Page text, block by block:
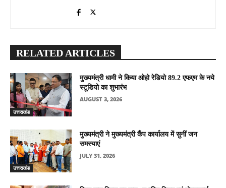
RELATED ARTICLES
उत्तराखंड
मुख्यमंत्री धामी ने किया ओहो रेडियो 89.2 एफएम के नये
स्टूडियो का शुभारंभ
AUGUST 3, 2026
उत्तराखंड
मुख्यमंत्री ने मुख्यमंत्री कैंप कार्यालय में सुनीं जन
समस्याएं
JULY 31, 2026